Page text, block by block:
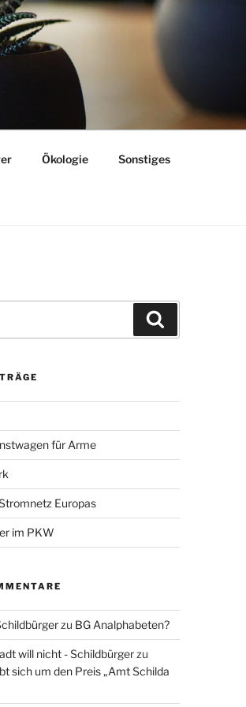
Ökologie Sonstiges
für Arme
Europas
im PKW
zu BG Analphabeten?
will nicht - Schildbürgerzu
sich um den Preis „Amt Schilda